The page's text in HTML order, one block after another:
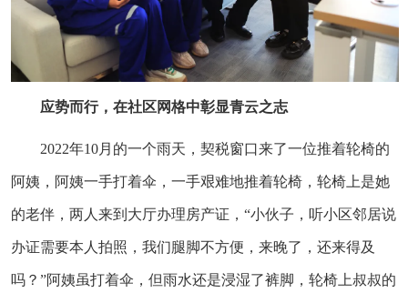
应势而行，在社区网格中彰显青云之志
2022年10月的一个雨天，契税窗口来了一位推着轮椅的
阿姨，阿姨一手打着伞，一手艰难地推着轮椅，轮椅上是她
的老伴，两人来到大厅办理房产证，“小伙子，听小区邻居说
办证需要本人拍照，我们腿脚不方便，来晚了，还来得及
吗？”阿姨虽打着伞，但雨水还是浸湿了裤脚，轮椅上叔叔的